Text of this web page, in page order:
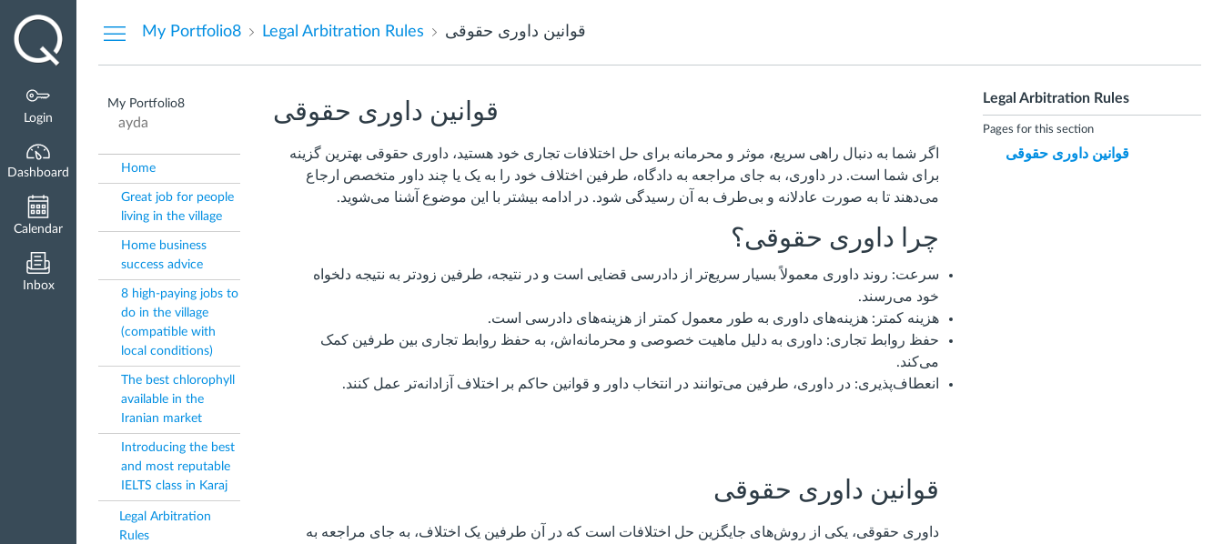
Login
Dashboard
Calendar
Inbox
My Portfolio8 Legal Arbitration Rules قوانین داوری حقوقی
My Portfolio8
ayda
Home
Great job for people
living in the village
Home business
success advice
8 high-paying jobs to
do in the village
(compatible with
local conditions)
The best chlorophyll
available in the
Iranian market
Introducing the best
and most reputable
IELTS class in Karaj
Legal Arbitration
Rules
قوانین داوری حقوقی
اگر شما به دنبال راهی سریع، موثر و محرمانه برای حل اختلافات تجاری خود هستید، داوری حقوقی بهترین گزینه
برای شما است. در داوری، به جای مراجعه به دادگاه، طرفین اختلاف خود را به یک یا چند داور متخصص ارجاع
می‌دهند تا به صورت عادلانه و بی‌طرف به آن رسیدگی شود. در ادامه بیشتر با این موضوع آشنا می‌شوید.
چرا داوری حقوقی؟
سرعت: روند داوری معمولاً بسیار سریع‌تر از دادرسی قضایی است و در نتیجه، طرفین زودتر به نتیجه دلخواه
خود می‌رسند.
هزینه کمتر: هزینه‌های داوری به طور معمول کمتر از هزینه‌های دادرسی است.
حفظ روابط تجاری: داوری به دلیل ماهیت خصوصی و محرمانه‌اش، به حفظ روابط تجاری بین طرفین کمک
می‌کند.
انعطاف‌پذیری: در داوری، طرفین می‌توانند در انتخاب داور و قوانین حاکم بر اختلاف آزادانه‌تر عمل کنند.
قوانین داوری حقوقی
داوری حقوقی، یکی از روش‌های جایگزین حل اختلافات است که در آن طرفین یک اختلاف، به جای مراجعه به
Legal Arbitration Rules
Pages for this section
قوانین داوری حقوقی